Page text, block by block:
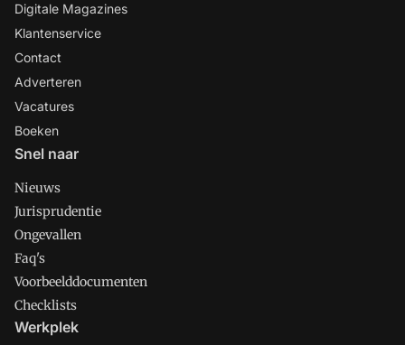
Digitale Magazines
Klantenservice
Contact
Adverteren
Vacatures
Boeken
Snel naar
Nieuws
Jurisprudentie
Ongevallen
Faq's
Voorbeelddocumenten
Checklists
Werkplek